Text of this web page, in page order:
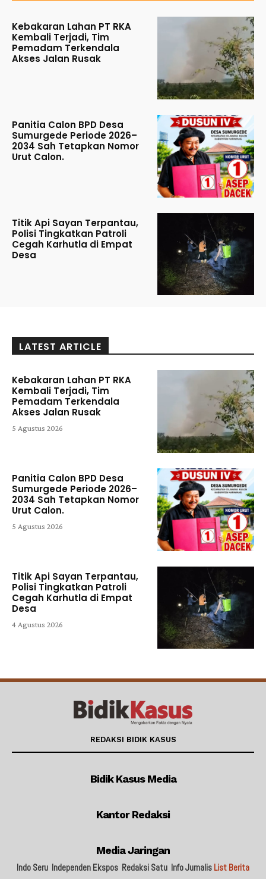
Kebakaran Lahan PT RKA
Kembali Terjadi, Tim
Pemadam Terkendala
Akses Jalan Rusak
Panitia Calon BPD Desa
Sumurgede Periode 2026–
2034 Sah Tetapkan Nomor
Urut Calon.
Titik Api Sayan Terpantau,
Polisi Tingkatkan Patroli
Cegah Karhutla di Empat
Desa
LATEST ARTICLE
Kebakaran Lahan PT RKA
Kembali Terjadi, Tim
Pemadam Terkendala
Akses Jalan Rusak
5 Agustus 2026
Panitia Calon BPD Desa
Sumurgede Periode 2026–
2034 Sah Tetapkan Nomor
Urut Calon.
5 Agustus 2026
Titik Api Sayan Terpantau,
Polisi Tingkatkan Patroli
Cegah Karhutla di Empat
Desa
4 Agustus 2026
REDAKSI BIDIK KASUS
Bidik Kasus Media
Kantor Redaksi
Media Jaringan
Indo Seru Independen Ekspos Redaksi Satu Info Jurnalis List Berita